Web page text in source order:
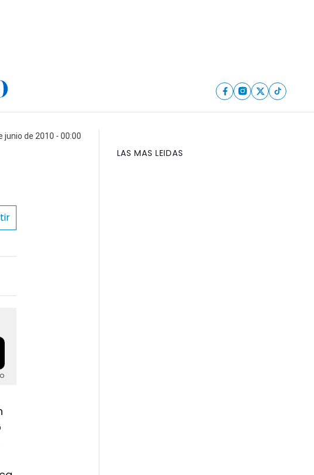
junio de 2010 - 00:00
LAS MAS LEIDAS